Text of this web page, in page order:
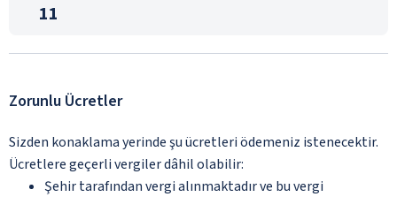
11
Zorunlu Ücretler
Sizden konaklama yerinde şu ücretleri ödemeniz istenecektir.
Ücretlere geçerli vergiler dâhil olabilir:
Şehir tarafından vergi alınmaktadır ve bu vergi